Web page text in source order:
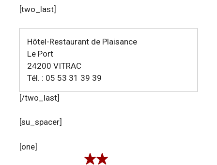
[two_last]
Hôtel-Restaurant de Plaisance
Le Port
24200 VITRAC
Tél. : 05 53 31 39 39
[/two_last]
[su_spacer]
[one]